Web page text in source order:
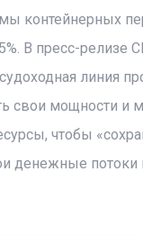
контейнерных
В пресс-релизе
линия
свои мощности и
чтобы
денежные потоки